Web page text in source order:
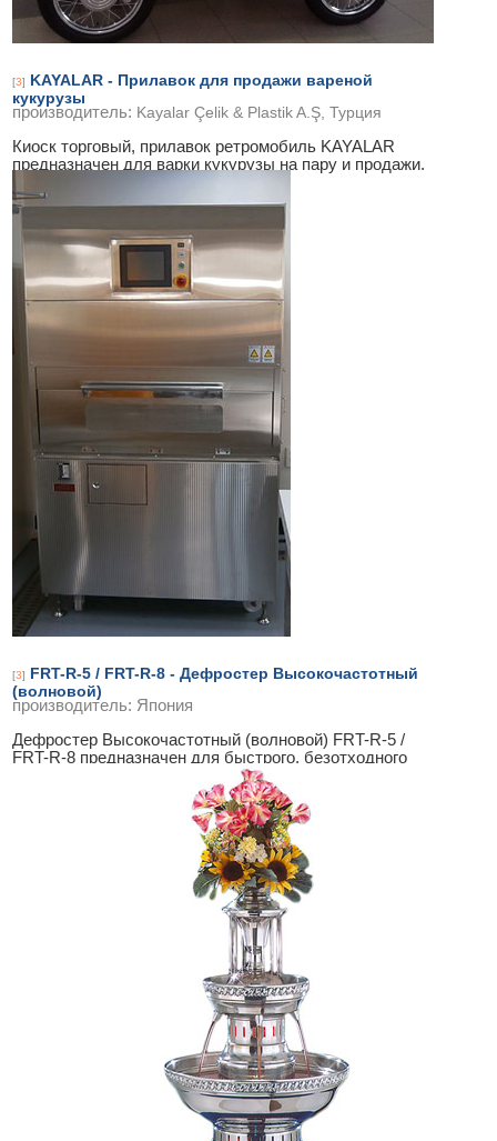
[3] KAYALAR - Прилавок для продажи вареной
кукурузы
Киоск торговый, прилавок ретромобиль KAYALAR
предназначен для варки кукурузы на пару и продажи.
производитель: Kayalar Çelik & Plastik A.Ş, Турция
[3] FRT-R-5 / FRT-R-8 - Дефростер Высокочастотный
(волновой)
Дефростер Высокочастотный (волновой) FRT-R-5 /
FRT-R-8 предназначен для быстрого, безотходного
размораживания брикетов из мяса,
производитель: Япония